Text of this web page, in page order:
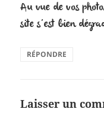
Au vue de vos
site s’est bien
RÉPONDRE
Laisser un